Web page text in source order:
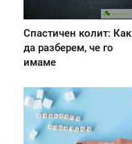
Спастичен колит: Как
да разберем, че го
имаме